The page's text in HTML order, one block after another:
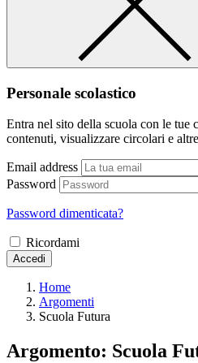
Personale scolastico
Entra nel sito della scuola con le tue
contenuti, visualizzare circolari e
Email address
Password
Password dimenticata?
Ricordami
Accedi
Home
Argomenti
Scuola Futura
Argomento: Scuola